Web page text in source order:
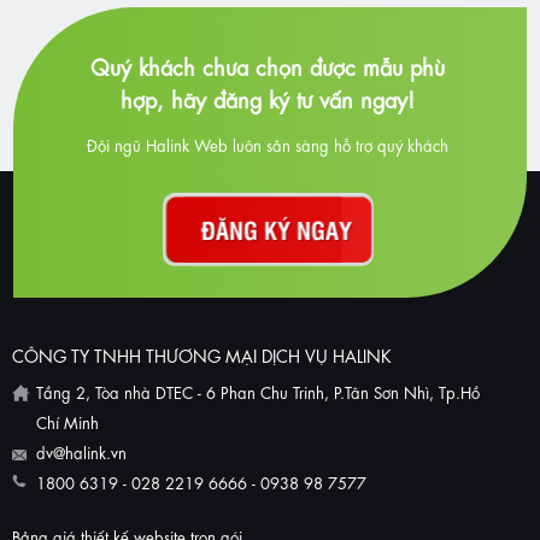
Quý khách chưa chọn được mẫu phù
hợp, hãy đăng ký tư vấn ngay!
Đội ngũ Halink Web luôn sẵn sàng hỗ trợ quý khách
CÔNG TY TNHH THƯƠNG MẠI DỊCH VỤ HALINK
Tầng 2, Tòa nhà DTEC - 6 Phan Chu Trinh, P.Tân Sơn Nhì, Tp.Hồ
Chí Minh
dv@halink.vn
1800 6319 - 028 2219 6666 - 0938 98 7577